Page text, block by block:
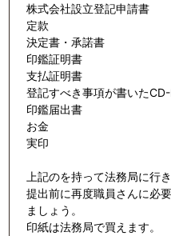
株式会社設立登記申請書
定款
決定書・承諾書
印鑑証明書
支払証明書
登記すべき事項が書いたCD-
印鑑届出書
お金
実印
上記のを持って法務局に行
提出前に再度職員さんに必
ましょう。
印紙は法務局で買えます。